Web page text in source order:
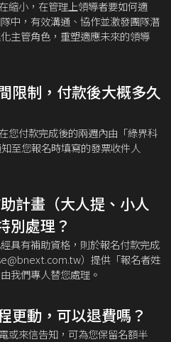
縮小，在管理上領導者要如何適
中，有效溝通、協作並激發團隊潛
主管角色，重塑適應未來的領導
限制，付款後大概多久
您付款完成後的兩週內由「綠界科
至您報名時填寫的發票收件人
計畫（大人提、小人
別處理？
具有補助資格，則於報名付款完成
）提供「報名者姓
我們專人替您處理。
更動，可以退費嗎？
或來信告知，可為您保留名額半